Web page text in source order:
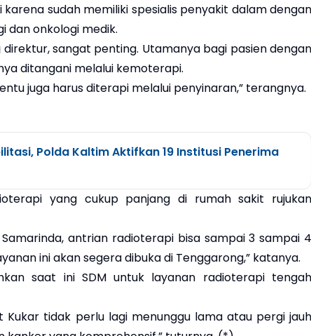
sudah memiliki spesialis penyakit dalam dengan
dan onkologi medik.
sangat penting. Utamanya bagi pasien dengan
ditangani melalui kemoterapi.
juga harus diterapi melalui penyinaran,” terangnya.
Polda Kaltim Aktifkan 19 Institusi Penerima
yang cukup panjang di rumah sakit rujukan
Samarinda, antrian radioterapi bisa sampai 3 sampai 4
ini akan segera dibuka di Tenggarong,” katanya.
saat ini SDM untuk layanan radioterapi tengah
Kukar tidak perlu lagi menunggu lama atau pergi jauh